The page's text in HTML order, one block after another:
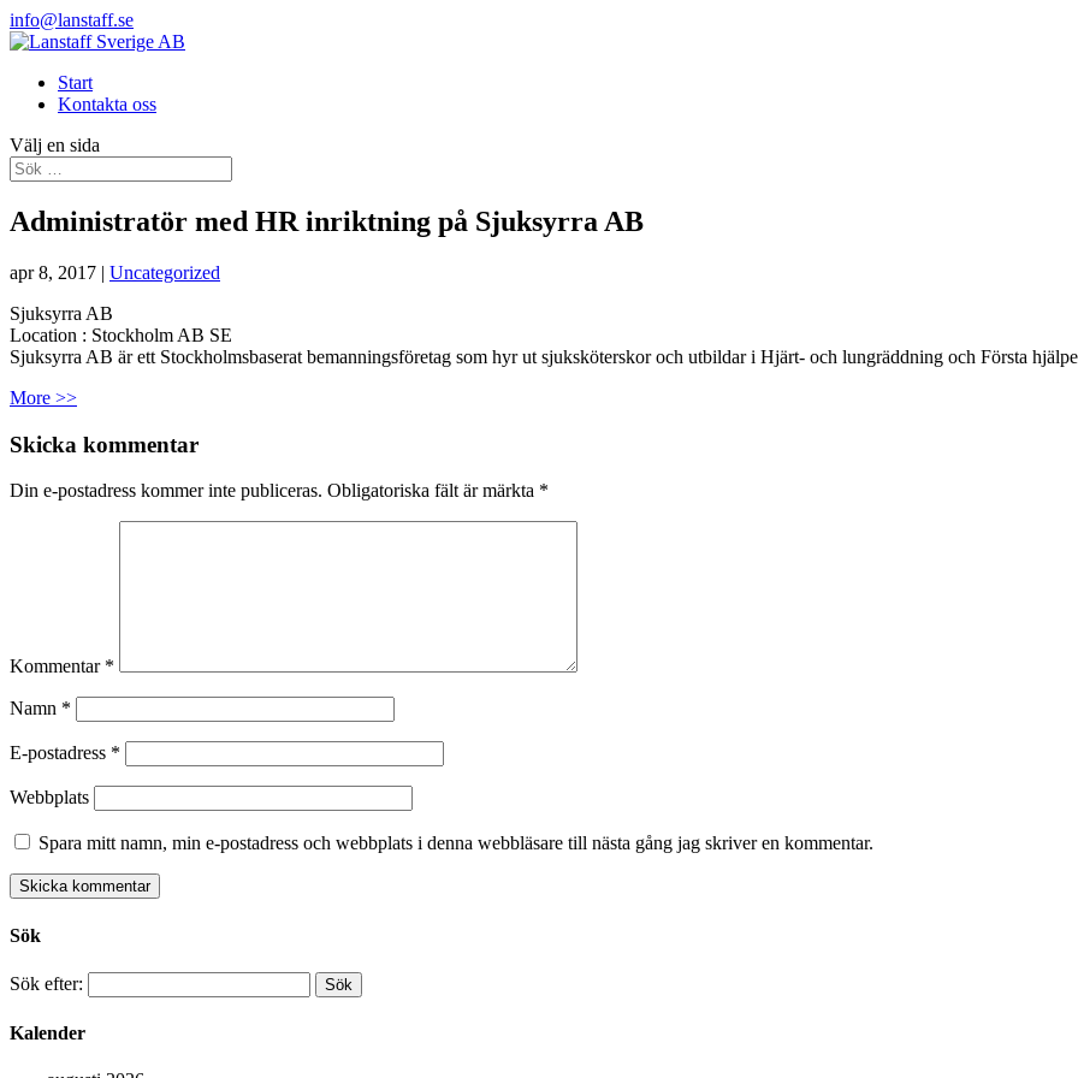
info@lanstaff.se
Start
Kontakta oss
Välj en sida
Administratör med HR inriktning på Sjuksyrra AB
apr 8, 2017 | Uncategorized
Sjuksyrra AB
Location : Stockholm AB SE
Sjuksyrra AB är ett Stockholmsbaserat bemanningsföretag som hyr ut sjuksköterskor och utbildar i Hjärt- och lungräddning och Första
More >>
Skicka kommentar
Din e-postadress kommer inte publiceras. Obligatoriska fält är märkta *
Kommentar *
Namn *
E-postadress *
Webbplats
Spara mitt namn, min e-postadress och webbplats i denna webbläsare till nästa gång jag skriver en kommentar.
Sök
Sök efter:
Kalender